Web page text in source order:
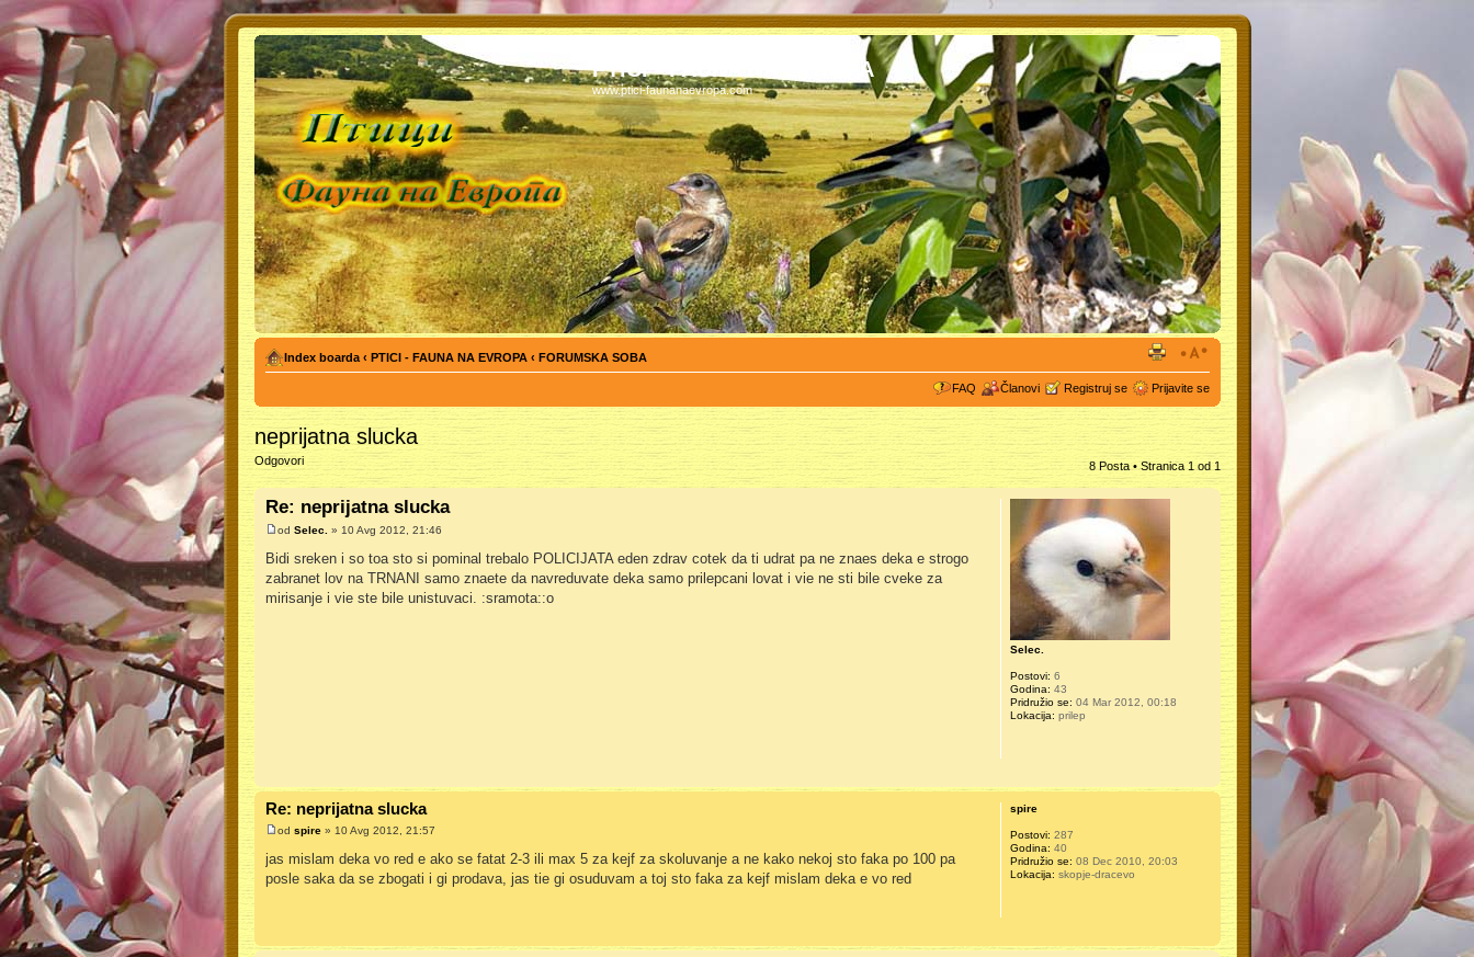
PTICI - FAUNA NA EVROPA
www.ptici-faunanaevropa.com
Index boarda ‹ PTICI - FAUNA NA EVROPA ‹ FORUMSKA SOBA
FAQ Članovi Registruj se Prijavite se
neprijatna slucka
Odgovori 8 Posta • Stranica 1 od 1
Re: neprijatna slucka
od Selec. » 10 Avg 2012, 21:46
Bidi sreken i so toa sto si pominal trebalo POLICIJATA eden zdrav cotek da ti udrat pa ne znaes deka e strogo
zabranet lov na TRNANI samo znaete da navreduvate deka samo prilepcani lovat i vie ne sti bile cveke za
mirisanje i vie ste bile unistuvaci. :sramota::o
Selec.
Postovi: 6
Godina: 43
Pridružio se: 04 Mar 2012, 00:18
Lokacija: prilep
Re: neprijatna slucka
od spire» 10 Avg 2012, 21:57
jas mislam deka vo red e ako se fatat 2-3 ili max 5 za kejf za skoluvanje a ne kako nekoj sto faka po 100 pa
posle saka da se zbogati i gi prodava, jas tie gi osuduvam a toj sto faka za kejf mislam deka e vo red
spire
Postovi: 287
Godina: 40
Pridružio se: 08 Dec 2010, 20:03
Lokacija: skopje-dracevo